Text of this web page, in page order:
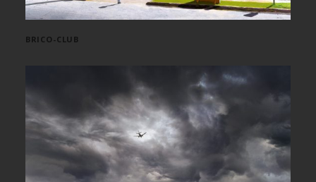
BRICO-CLUB